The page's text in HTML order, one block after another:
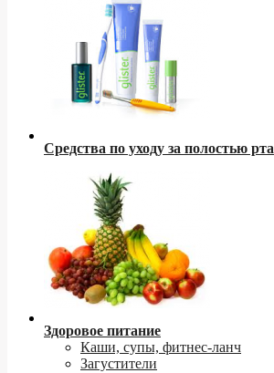
Средства по уходу за полостью рта
Здоровое питание
Каши, супы, фитнес-ланч
Загустители